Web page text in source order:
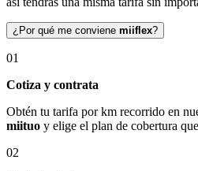
¿Por qué me conviene miiflex?
01
Cotiza y contrata
Obtén tu tarifa por km recorrido en
miituo y elige el plan de cobertura
02